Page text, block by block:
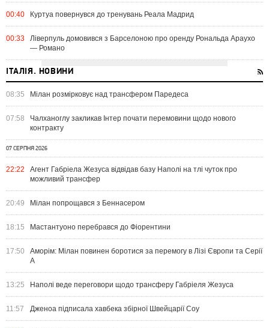
00:40 Куртуа повернувся до тренувань Реала Мадрид
00:33
Ліверпуль домовився з Барселоною про оренду Рональда Араухо
— Романо
ІТАЛІЯ. НОВИНИ
08:35 Мілан розмірковує над трансфером Паредеса
07:58
Чалханоглу закликав Інтер почати перемовини щодо нового
контракту
07 СЕРПНЯ 2026
22:22
Агент Габріела Жезуса відвідав базу Наполі на тлі чуток про
можливий трансфер
20:49 Мілан попрощався з Беннасером
18:15 Мастантуоно перебрався до Фіорентини
17:50
Аморім: Мілан повинен боротися за перемогу в Лізі Європи та Серії
А
13:25 Наполі веде переговори щодо трансферу Габріеля Жезуса
11:57 Дженоа підписала хавбека збірної Швейцарії Соу